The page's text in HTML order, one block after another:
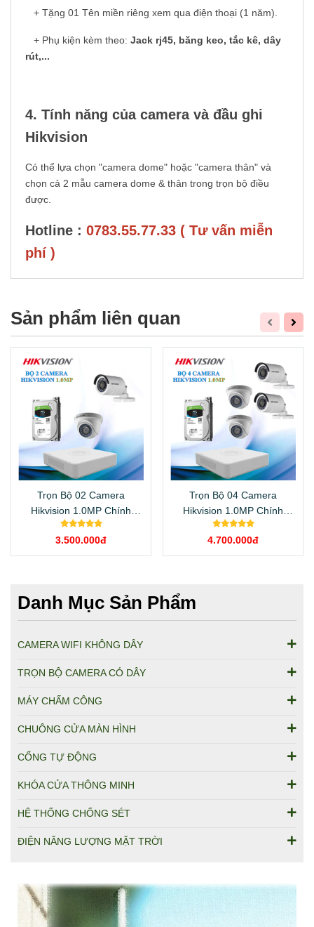
+ Tặng 01 Tên miền riêng xem qua điện thoại (1 năm).
+ Phụ kiện kèm theo: Jack rj45, băng keo, tắc kê, dây
rút,...
4. Tính năng của camera và đầu ghi
Hikvision
Có thể lựa chọn "camera dome" hoặc "camera thân" và
chọn cả 2 mẫu camera dome & thân trong trọn bộ điều
được.
Hotline : 0783.55.77.33 ( Tư vấn miễn
phí )
Sản phẩm liên quan
Trọn Bộ 02 Camera
Hikvision 1.0MP Chính
Hãng
3.500.000đ
Trọn Bộ 04 Camera
Hikvision 1.0MP Chính
Hãng
4.700.000đ
Danh Mục Sản Phẩm
CAMERA WIFI KHÔNG DÂY
TRỌN BỘ CAMERA CÓ DÂY
MÁY CHẤM CÔNG
CHUÔNG CỬA MÀN HÌNH
CỔNG TỰ ĐỘNG
KHÓA CỬA THÔNG MINH
HỆ THỐNG CHỐNG SÉT
ĐIỆN NĂNG LƯỢNG MẶT TRỜI